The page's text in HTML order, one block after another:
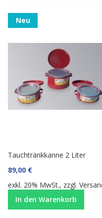
Neu
Tauchtränkkanne 2 Liter
89,00 €
exkl. 20% MwSt., zzgl.
In den Warenkorb